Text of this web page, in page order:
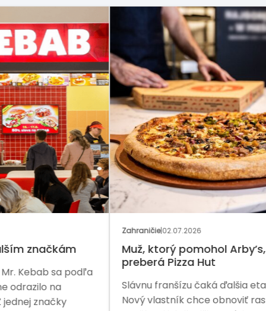
Muž, ktorý pomohol Arby’s,
preberá Pizza Hut
Slávnu franšízu čaká ďalšia etapa.
Nový vlastník chce obnoviť rast